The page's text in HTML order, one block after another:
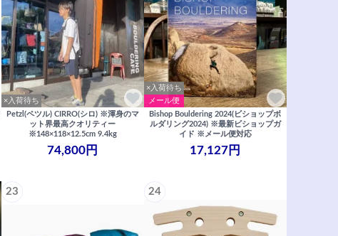
×入荷待ち
Petzl(ペツル) CIRRO(シロ) ※渾身のマ
ット界最高クオリティー
※148×118×12.5cm 9.4kg
74,800円
×入荷待ち
メール便
Bishop Bouldering 2024(ビショップボ
ルダリング2024) ※最新ビショップガ
イド ※メール便対応
17,127円
23 24